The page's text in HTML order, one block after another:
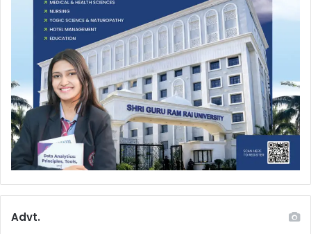
Advt.